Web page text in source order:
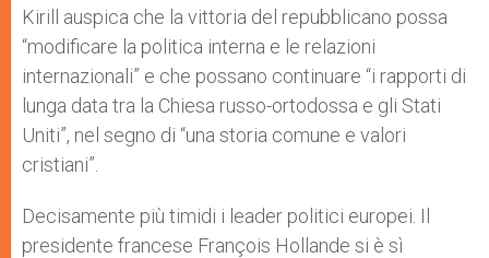
Kirill auspica che la vittoria del repubblicano possa
“modificare la politica interna e le relazioni
internazionali” e che possano continuare “i rapporti di
lunga data tra la Chiesa russo-ortodossa e gli Stati
Uniti”, nel segno di “una storia comune e valori
cristiani”.
Decisamente più timidi i leader politici europei. Il
presidente francese François Hollande si è sì